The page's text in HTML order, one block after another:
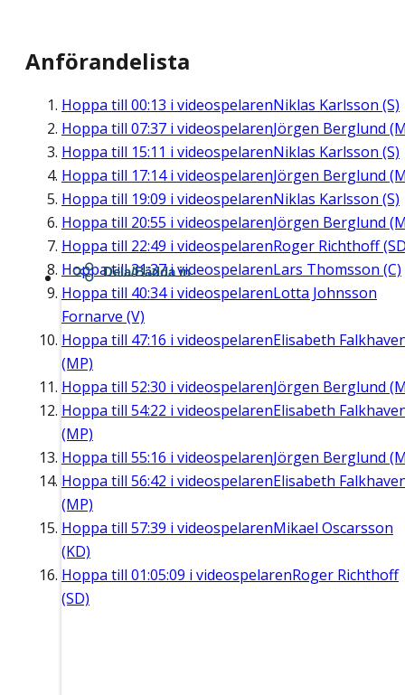
Anförandelista
Hoppa till 00:13 i videospelarenNiklas Karlsson (S)
Hoppa till 07:37 i videospelarenJörgen Berglund
Hoppa till 15:11 i videospelarenNiklas Karlsson (S)
Hoppa till 17:14i videospelarenJörgen Berglund
Hoppa till 19:09 i videospelarenNiklas Karlsson (S)
Hoppa till 20:55 i videospelarenJörgen Berglund
Hoppa till 22:49 i videospelarenRoger Richthoff
Hoppa till31:37i videospelarenLars Thomsson (C)
Hoppa till 40:34i videospelarenLotta Johnsson
Fornarve (V)
Hoppa till 47:16 i videospelarenElisabeth
(MP)
Hoppa till 52:30 i videospelarenJörgen Berglund
Hoppa till 54:22 i videospelarenElisabeth
(MP)
Hoppa till 55:16 i videospelarenJörgen Berglund
Hoppa till 56:42 i videospelarenElisabeth
(MP)
Hoppa till 57:39 i videospelarenMikael Oscarsson
(KD)
Hoppa till 01:05:09 i videospelarenRoger Richthoff
(SD)
Dela/Bädda in